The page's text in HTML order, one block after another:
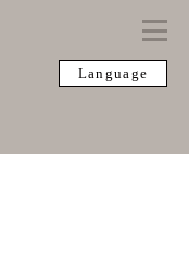
Language